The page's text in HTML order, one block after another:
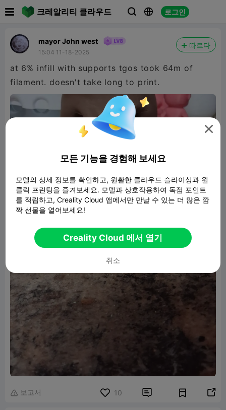
크레알리티 클라우드   로그인
mayor John west
15:04 11-18-2025
따르다
at 6% infill with supports tgos took 64m of
filament. doesn't take long to print.
 보고서 10  

모든 기능을 경험해 보세요
모델의 상세 정보를 확인하고, 원활한 클라우드 슬라이싱과 원
클릭 프린팅을 즐겨보세요. 모델과 상호작용하여 독점 포인트
를 적립하고, Creality Cloud 앱에서만 만날 수 있는 더 많은 깜
짝 선물을 열어보세요!
Creality Cloud 에서 열기
취소